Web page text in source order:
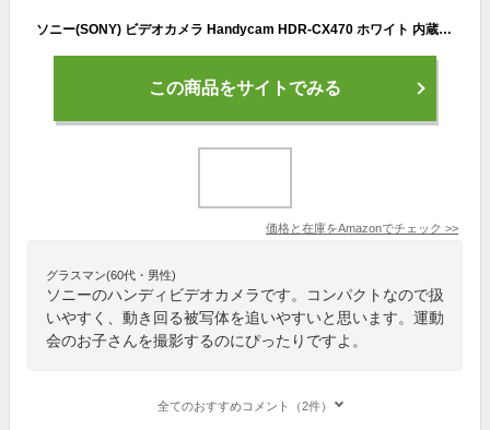
ソニー(SONY) ビデオカメラ Handycam HDR-CX470 ホワイト 内蔵メモリー32GB 光学ズーム30倍 HDR-CX470 W
この商品をサイトでみる
価格と在庫をAmazonでチェック >>
グラスマン(60代・男性)
ソニーのハンディビデオカメラです。コンパクトなので扱
いやすく、動き回る被写体を追いやすいと思います。運動
会のお子さんを撮影するのにぴったりですよ。
全てのおすすめコメント（2件）